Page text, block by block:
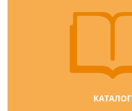
КАТАЛОГ